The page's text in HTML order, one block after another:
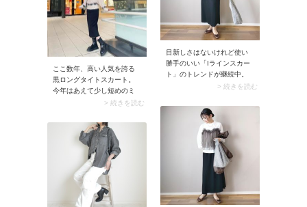
ここ数年、高い人気を誇る
黒ロングタイトスカート。
今年はあえて少し短めのミ
モレ丈を選んでみては？ 長
せても重たい印象になら
ず、足元バランスがよくな
ります。
> 続きを読む
目新しさはないけれど使い
勝手のいい「Iラインスカー
ト」のトレンドが継続中。
今シーズンは伸縮性のある
ュアルなデニム素材や季節
感のあるベロアが人気傾向
です。コーデをスッキリま
とめてくれるのはベーシッ
クなスカートならでは。
> 続きを読む